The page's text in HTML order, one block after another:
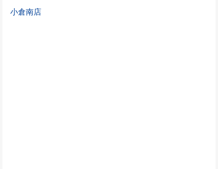
小倉南店